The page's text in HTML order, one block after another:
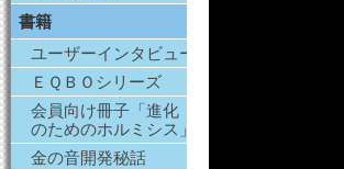
書籍
ユーザーインタビュー
ＥＱＢＯシリーズ
会員向け冊子「進化
のためのホルミシス」
金の音開発秘話